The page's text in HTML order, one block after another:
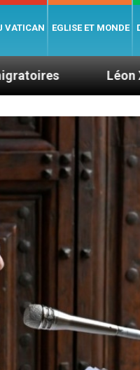
VATICAN EGLISE ET MONDE
Léon XIV en France :